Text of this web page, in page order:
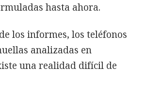
hasta ahora.
los informes, los teléfonos
analizadas en
una realidad difícil de